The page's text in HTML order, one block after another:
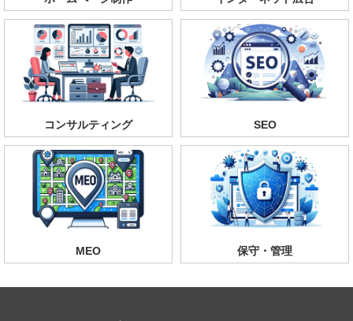
コンサルティング SEO
MEO 保守・管理